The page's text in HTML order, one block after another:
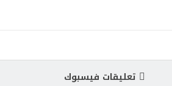
تعليقات فيسبوك